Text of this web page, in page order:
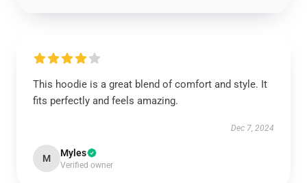
This hoodie is a great blend of comfort and style. It
fits perfectly and feels amazing.
Dec 7, 2024
M Myles
Verified owner